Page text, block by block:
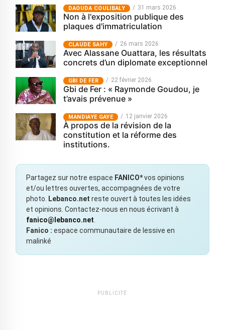
‎DAOUDA COULIBALY 31 mars 2026
Non à l'exposition publique des
plaques d'immatriculation
CLAUDE SAHY 26 mars 2026
Avec Alassane Ouattara, les résultats
concrets d’un diplomate exceptionnel
GBI DE FER 22 février 2026
Gbi de Fer : « Raymonde Goudou, je
t’avais prévenue »
MANDIAYE GAYE 12 janvier 2026
À propos de la révision de la
constitution et la réforme des
institutions.
Partagez sur notre espace FANICO*vos opinions
et/ou lettres ouvertes, accompagnées de votre
photo.
Lebanco.net reste ouvert à toutes les idées
et opinions. Contactez-nous en nous écrivant à
fanico@lebanco.net
Fanico : espace communautaire de lessive en
malinké
PUBLICITÉ